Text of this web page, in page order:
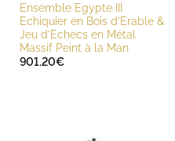
Ensemble Egypte III
Echiquier en Bois d’Erable &
Jeu d’Echecs en Métal
Massif Peint à la Man
901.20€